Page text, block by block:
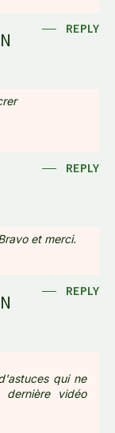
REPLY
et merci.
REPLY
qui ne
vidéo
REPLY